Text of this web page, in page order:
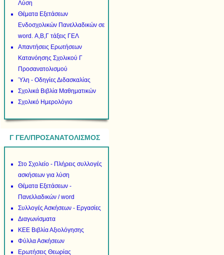
Λύση
Θέματα Εξετάσεων
Ενδοσχολικών Πανελλαδικών σε
word. Α,Β,Γ τάξεις ΓΕΛ
Απαντήσεις Ερωτήσεων
Κατανόησης Σχολικού Γ
Προσανατολισμού
Ύλη - Οδηγίες Διδασκαλίας
Σχολικά Βιβλία Μαθηματικών
Σχολικό Ημερολόγιο
Γ ΓΕΛ/ΠΡΟΣΑΝΑΤΟΛΙΣΜΟΣ
Στο Σχολείο - Πλήρεις συλλογές
ασκήσεων για λύση
Θέματα Εξετάσεων -
Πανελλαδικών / word
Συλλογές Ασκήσεων - Εργασίες
Διαγωνίσματα
ΚΕΕ Βιβλία Αξιολόγησης
Φύλλα Ασκήσεων
Ερωτήσεις Θεωρίας